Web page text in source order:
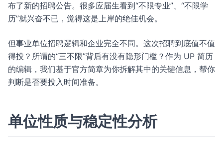
布了新的招聘公告。很多应届生看到“不限专业”、“不限学
历”就兴奋不已，觉得这是上岸的绝佳机会。
但事业单位招聘逻辑和企业完全不同。这次招聘到底值不值
得投？所谓的“三不限”背后有没有隐形门槛？作为 UP 简历
的编辑，我们基于官方简章为你拆解其中的关键信息，帮你
判断是否要投入时间准备。
单位性质与稳定性分析